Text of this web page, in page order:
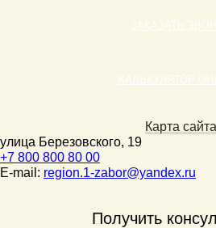
ЗАКАЗАТЬ
КАЛЬКУЛЯТОР
Карта сайта
улица Березовского, 19
+7 800 800 80 00
E-mail: region.1-zabor@yandex.ru
Получить